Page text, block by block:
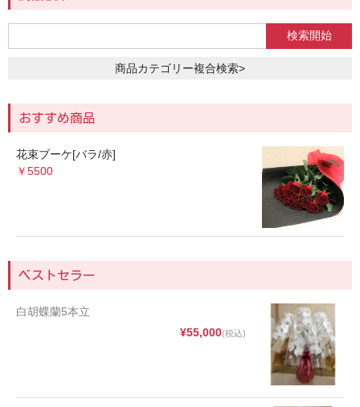
商品カテゴリー複合検索>
おすすめ商品
花束ブーケ[バラ/赤]
￥5500
ベストセラー
白胡蝶蘭5本立
¥55,000(税込)